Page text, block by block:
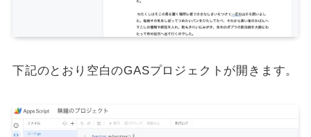
下記のとおり空白のGASプロジェクトが開きます。